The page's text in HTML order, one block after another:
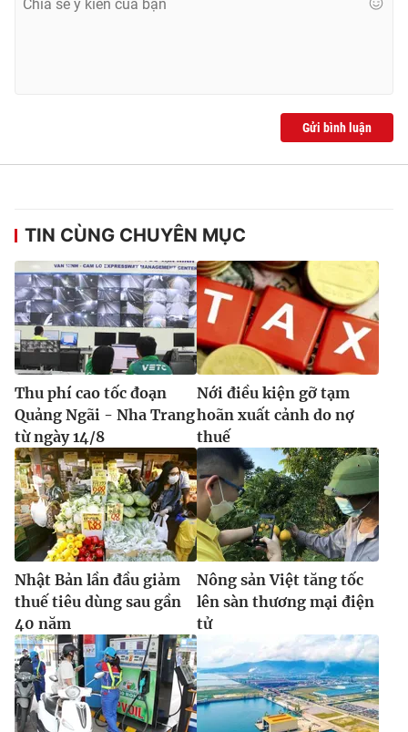
Gửi bình luận
TIN CÙNG CHUYÊN MỤC
Thu phí cao tốc đoạn
Quảng Ngãi - Nha Trang
từ ngày 14/8
Nới điều kiện gỡ tạm
hoãn xuất cảnh do nợ
thuế
Nhật Bản lần đầu giảm
thuế tiêu dùng sau gần
40 năm
Nông sản Việt tăng tốc
lên sàn thương mại điện
tử